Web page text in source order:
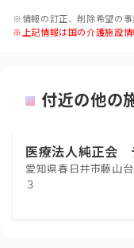
※情報の訂正、削除希望の事
※上記情報は国の介護施設
付近の他の
医療法人純正会
スセンター太陽・
愛知県春日井市藤山
３